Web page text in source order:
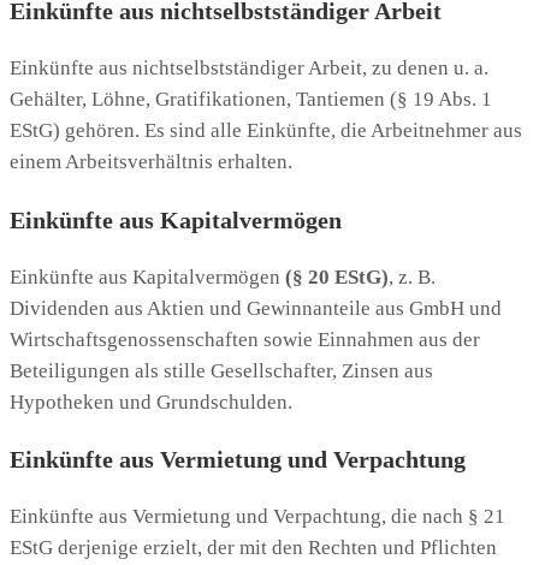
Einkünfte aus nichtselbstständiger Arbeit
Einkünfte aus nichtselbstständiger Arbeit, zu denen u. a.
Gehälter, Löhne, Gratifikationen, Tantiemen (§ 19 Abs. 1
EStG) gehören. Es sind alle Einkünfte, die Arbeitnehmer aus
einem Arbeitsverhältnis erhalten.
Einkünfte aus Kapitalvermögen
Einkünfte aus Kapitalvermögen (§ 20 EStG), z. B.
Dividenden aus Aktien und Gewinnanteile aus GmbH und
Wirtschaftsgenossenschaften sowie Einnahmen aus der
Beteiligungen als stille Gesellschafter, Zinsen aus
Hypotheken und Grundschulden.
Einkünfte aus Vermietung und Verpachtung
Einkünfte aus Vermietung und Verpachtung, die nach § 21
EStG derjenige erzielt, der mit den Rechten und Pflichten